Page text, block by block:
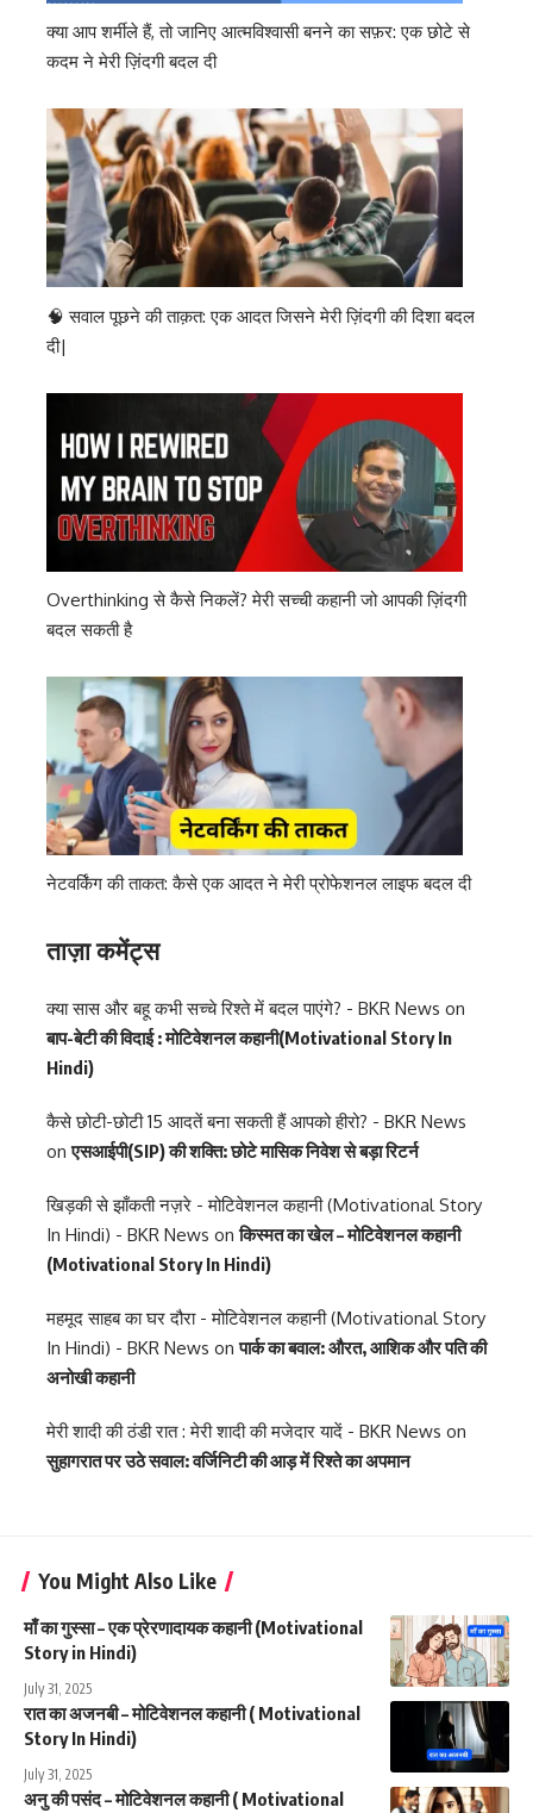
क्या आप शर्मीले हैं, तो जानिए आत्मविश्वासी बनने का सफ़र: एक छोटे से
कदम ने मेरी ज़िंदगी बदल दी
🧠 सवाल पूछने की ताक़त: एक आदत जिसने मेरी ज़िंदगी की दिशा बदल
दी|
Overthinking से कैसे निकलें? मेरी सच्ची कहानी जो आपकी ज़िंदगी
बदल सकती है
नेटवर्किंग की ताकत: कैसे एक आदत ने मेरी प्रोफेशनल लाइफ बदल दी
ताज़ा कमेंट्स
क्या सास और बहू कभी सच्चे रिश्ते में बदल पाएंगे? - BKR News on
बाप-बेटी की विदाई : मोटिवेशनल कहानी(Motivational Story In
Hindi)
कैसे छोटी-छोटी 15 आदतें बना सकती हैं आपको हीरो? - BKR News
onएसआईपी(SIP) की शक्ति: छोटे मासिक निवेश से बड़ा रिटर्न
खिड़की से झाँकती नज़रे - मोटिवेशनल कहानी (Motivational Story
In Hindi) - BKR News onकिस्मत का खेल – मोटिवेशनल कहानी
(Motivational Story In Hindi)
महमूद साहब का घर दौरा - मोटिवेशनल कहानी (Motivational Story
In Hindi) - BKR News onपार्क का बवाल: औरत, आशिक और पति की
अनोखी कहानी
मेरी शादी की ठंडी रात : मेरी शादी की मजेदार यादें - BKR News on
सुहागरात पर उठे सवाल: वर्जिनिटी की आड़ में रिश्ते का अपमान
You Might Also Like
माँ का गुस्सा – एक प्रेरणादायक कहानी (Motivational
Story in Hindi)
July 31, 2025
रात का अजनबी – मोटिवेशनल कहानी ( Motivational
Story In Hindi)
July 31, 2025
अनु की पसंद – मोटिवेशनल कहानी ( Motivational